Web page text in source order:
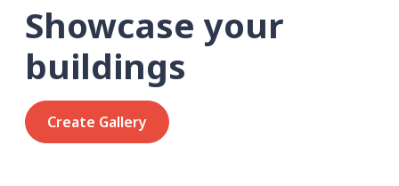
Showcase your
buildings
Create Gallery